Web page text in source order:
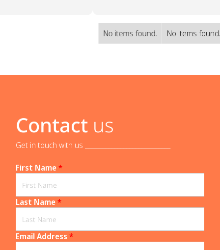
No items found. No items
Contact us
Get in touch with us _____________________________
First Name*
Last Name*
Email Address *